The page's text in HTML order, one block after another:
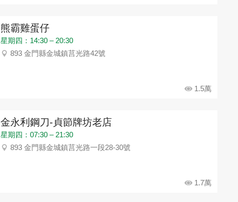
熊霸雞蛋仔
星期四：14:30 – 20:30
893 金門縣金城鎮莒光路42號
1.5萬
金永利鋼刀-貞節牌坊老店
星期四：07:30 – 21:30
893 金門縣金城鎮莒光路一段28-30號
1.7萬